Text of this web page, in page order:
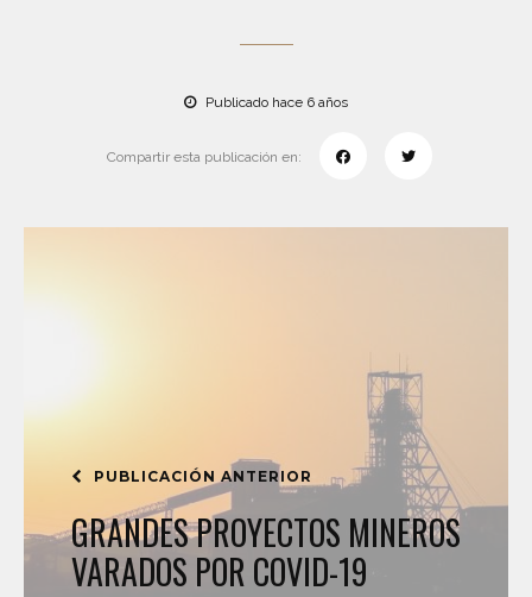
Publicado hace 6 años
Compartir esta publicación en:
PUBLICACIÓN ANTERIOR
GRANDES PROYECTOS MINEROS
VARADOS POR COVID-19